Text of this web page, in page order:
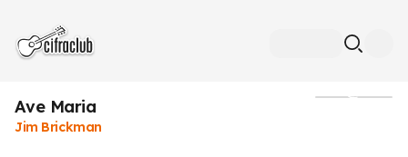
Ave Maria
Jim Brickman